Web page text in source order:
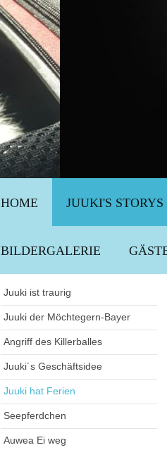
HOME JUUKI'S STORYS
BILDERGALERIE
Juuki ist traurig
Juuki der Möchtegern-Bayer
Angriff des Killerballes
Juuki´s Geschäftsidee
Juuki hat Ferien
Seepferdchen
Auwea Ei weg